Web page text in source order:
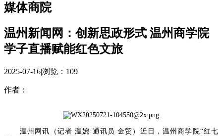
媒体商院
温州新闻网：创新思政形式 温州商学院
学子直播赋能红色文旅
2025-07-16|浏览： 109
作者：
温州网讯（记者 温婉 通讯员 金贸）近日，温州商学院“红七